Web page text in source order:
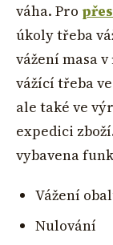
váha. Pro
úkoly třeba
vážení masa
vážící třeba
ale také ve
expedici
vybavena
Vážení
Nulování